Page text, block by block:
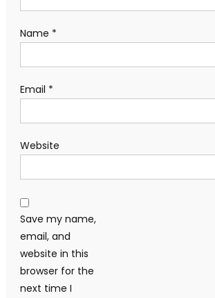
Name *
Email *
Website
Save my name,
email, and
website in this
browser for the
next time I